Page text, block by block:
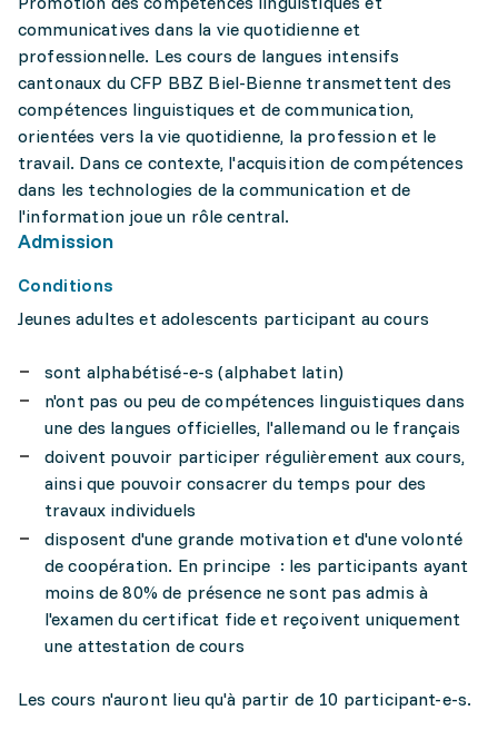
communicatives dans la vie quotidienne et
professionnelle. Les cours de langues intensifs
cantonaux du CFP BBZ Biel-Bienne transmettent des
compétences linguistiques et de communication,
orientées vers la vie quotidienne, la profession et le
travail. Dans ce contexte, l'acquisition de compétences
dans les technologies de la communication et de
l'information joue un rôle central.
Admission
Conditions
Jeunes adultes et adolescents participant au cours
sont alphabétisé-e-s (alphabet latin)
n'ont pas ou peu de compétences linguistiques dans
une des langues officielles, l'allemand ou le français
doivent pouvoir participer régulièrement aux cours,
ainsi que pouvoir consacrer du temps pour des
travaux individuels
disposent d'une grande motivation et d'une volonté
de coopération. En principe : les participants ayant
moins de 80% de présence ne sont pas admis à
l'examen du certificat fide et reçoivent uniquement
une attestation de cours
Les cours n'auront lieu qu'à partir de 10 participant-e-s.